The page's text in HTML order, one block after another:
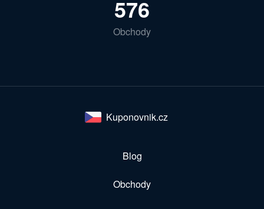
576
Obchody
Kuponovnik.cz
Blog
Obchody